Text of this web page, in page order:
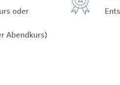
oder
Abendkurs)